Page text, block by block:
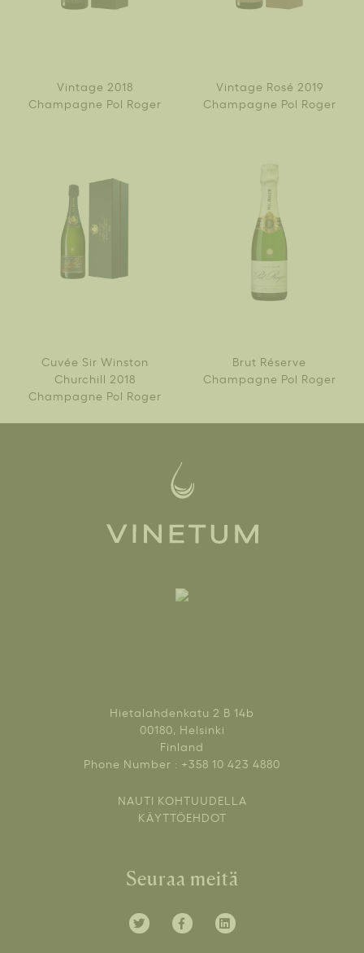
Vintage 2018
Champagne Pol Roger
Vintage Rosé 2019
Champagne Pol Roger
Cuvée Sir Winston
Churchill 2018
Champagne Pol Roger
Brut Réserve
Champagne Pol Roger
Hietalahdenkatu 2 B 14b
00180, Helsinki
Finland
Phone Number : +358 10 423 4880
NAUTI KOHTUUDELLA
KÄYTTÖEHDOT
Seuraa meitä